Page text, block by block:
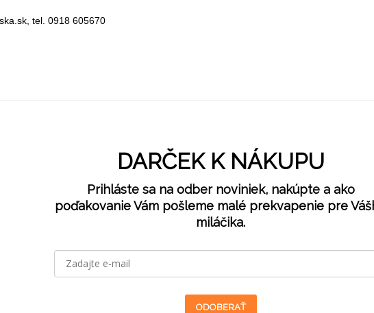
tel. 0918 605670
DARČEK K NÁKUPU
Prihláste sa na odber noviniek, nakúpte a ako
poďakovanie Vám pošleme malé prekvapenie pre
miláčika.
ODOBERAŤ